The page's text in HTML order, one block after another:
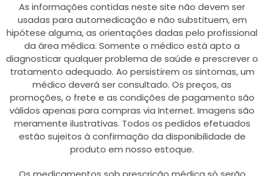
As informações contidas neste site não devem ser
usadas para automedicação e não substituem, em
hipótese alguma, as orientações dadas pelo profissional
da área médica. Somente o médico está apto a
diagnosticar qualquer problema de saúde e prescrever o
tratamento adequado. Ao persistirem os sintomas, um
médico deverá ser consultado. Os preços, as
promoções, o frete e as condições de pagamento são
válidos apenas para compras via Internet. Imagens são
meramente ilustrativas. Todos os pedidos efetuados
estão sujeitos à confirmação da disponibilidade de
produto em nosso estoque.